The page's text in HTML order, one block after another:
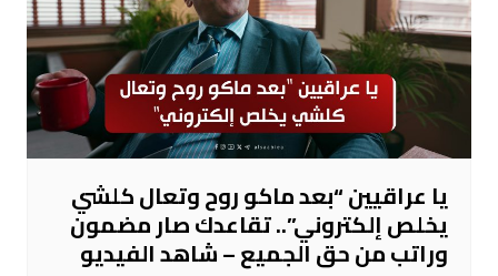
يا عراقيين “بعد ماكو روح وتعال كلشي
يخلص إلكتروني”.. تقاعدك صار مضمون
وراتب من حق الجميع – شاهد الفيديو